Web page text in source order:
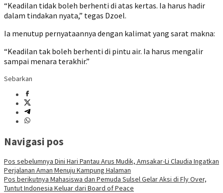
“Keadilan tidak boleh berhenti di atas kertas. Ia harus hadir
dalam tindakan nyata,” tegas Dzoel.
Ia menutup pernyataannya dengan kalimat yang sarat makna:
“Keadilan tak boleh berhenti di pintu air. Ia harus mengalir
sampai menara terakhir.”
Sebarkan
Navigasi pos
Pos sebelumnya Dini Hari Pantau Arus Mudik, Amsakar-Li Claudia Ingatkan
Perjalanan Aman Menuju Kampung Halaman
Pos berikutnya Mahasiswa dan Pemuda Sulsel Gelar Aksi di Fly Over,
Tuntut Indonesia Keluar dari Board of Peace